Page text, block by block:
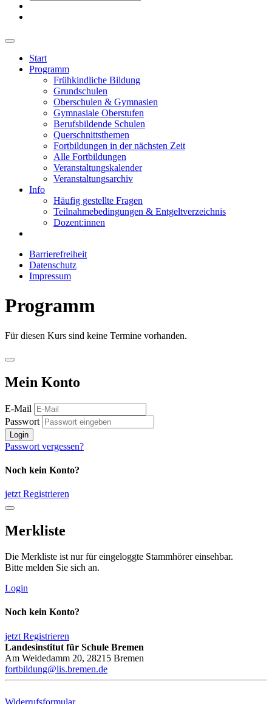
Start
Programm
Frühkindliche Bildung
Grundschulen
Oberschulen & Gymnasien
Gymnasiale Oberstufen
Berufsbildende Schulen
Querschnittsthemen
Fortbildungen in der nächsten Zeit
Alle Fortbildungen
Veranstaltungskalender
Veranstaltungsarchiv
Info
Häufig gestellte Fragen
Teilnahmebedingungen & Entgeltverzeichnis
Dozent:innen
Barrierefreiheit
Datenschutz
Impressum
Programm
Für diesen Kurs sind keine Termine vorhanden.
Mein Konto
E-Mail
Passwort
Login
Passwort vergessen?
Noch kein Konto?
jetzt Registrieren
Merkliste
Die Merkliste ist nur für eingeloggte Stammhörer einsehbar.
Bitte melden Sie sich an.
Login
Noch kein Konto?
jetzt Registrieren
Landesinstitut für Schule Bremen
Am Weidedamm 20, 28215 Bremen
fortbildung@lis.bremen.de
Widerrufsformular